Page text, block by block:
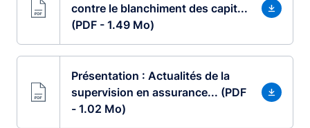
contre le blanchiment des capit...
(PDF - 1.49 Mo)
Présentation : Actualités de la
supervision en assurance... (PDF
- 1.02 Mo)